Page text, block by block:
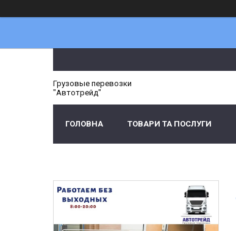
Грузовые перевозки
"Автотрейд"
ГОЛОВНА ТОВАРИ ТА ПОСЛУГИ